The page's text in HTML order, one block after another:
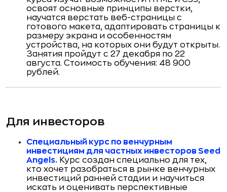
освоят основные принципы верстки,
научатся верстать веб-страницы с
готового макета, адаптировать страницы к
размеру экрана и особенностям
устройства, на которых они будут открыты.
Занятия пройдут с 27 декабря по 22
августа. Стоимость обучения: 48 900
рублей.
Для инвесторов
Специальный курс по венчурным
инвестициям для частных инвесторов Seed
Angels. Курс создан специально для тех,
кто хочет разобраться в рынке венчурных
инвестиций ранней стадии и научиться
искать и оценивать перспективные